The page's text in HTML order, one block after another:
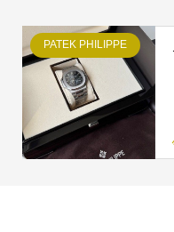
PATEK PHILIPPE